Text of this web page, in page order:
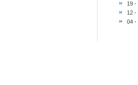
19 -
12 -
04 -